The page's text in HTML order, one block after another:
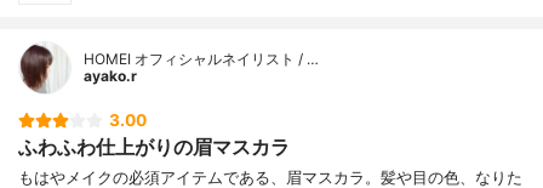
HOMEI オフィシャルネイリスト / …
ayako.r
3.00
ふわふわ仕上がりの眉マスカラ
もはやメイクの必須アイテムである、眉マスカラ。髪や目の色、なりた